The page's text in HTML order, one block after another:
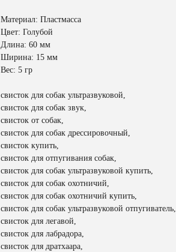
Материал: Пластмасса
Цвет: Голубой
Длина: 60 мм
Ширина: 15 мм
Вес: 5 гр
свисток для собак ультразвуковой,
свисток для собак звук,
свисток от собак,
свисток для собак дрессировочный,
свисток купить,
свисток для отпугивания собак,
свисток для собак ультразвуковой купить,
свисток для собак охотничий,
свисток для собак охотничий купить,
свисток для собак ультразвуковой отпугиватель,
свисток для легавой,
свисток для лабрадора,
свисток для дратхаара,